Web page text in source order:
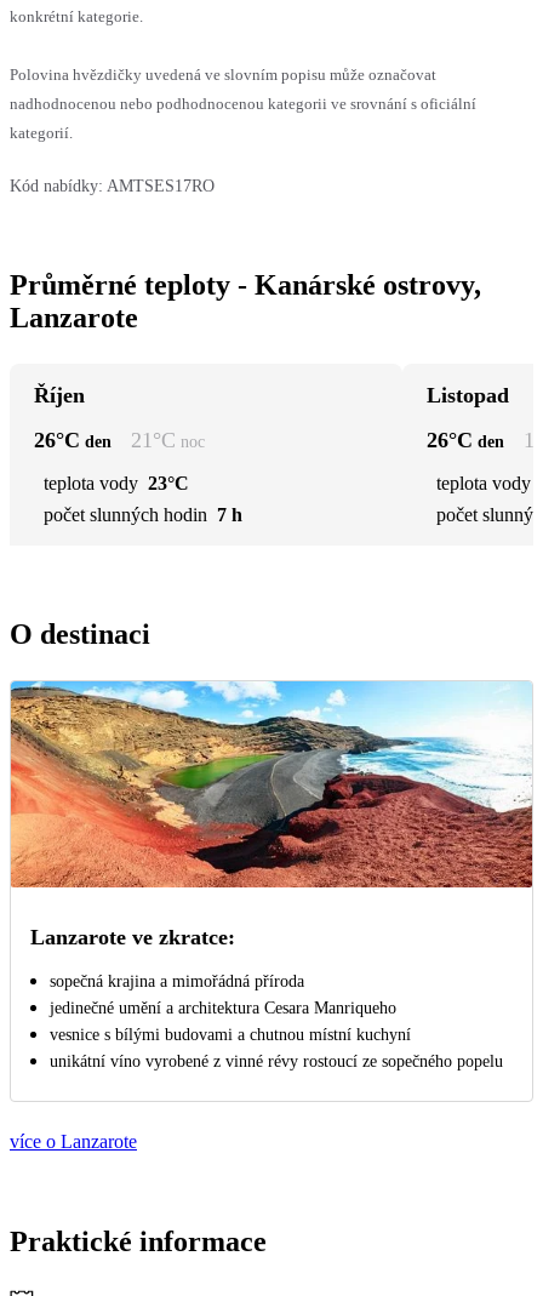
konkrétní kategorie.
Polovina hvězdičky uvedená ve slovním popisu může označovat
nadhodnocenou nebo podhodnocenou kategorii ve srovnání s oficiální
kategorií.
Kód nabídky: AMTSES17RO
Průměrné teploty - Kanárské ostrovy,
Lanzarote
Říjen
26°C den 21°C noc
teplota vody 23°C
počet slunných hodin 7 h
Listopad
26°C den
teplota vody
počet
O destinaci
Lanzarote ve zkratce:
sopečná krajina a mimořádná příroda
jedinečné umění a architektura Cesara Manriqueho
vesnice s bílými budovami a chutnou místní kuchyní
unikátní víno vyrobené z vinné révy rostoucí ze sopečného popelu
více o Lanzarote
Praktické informace